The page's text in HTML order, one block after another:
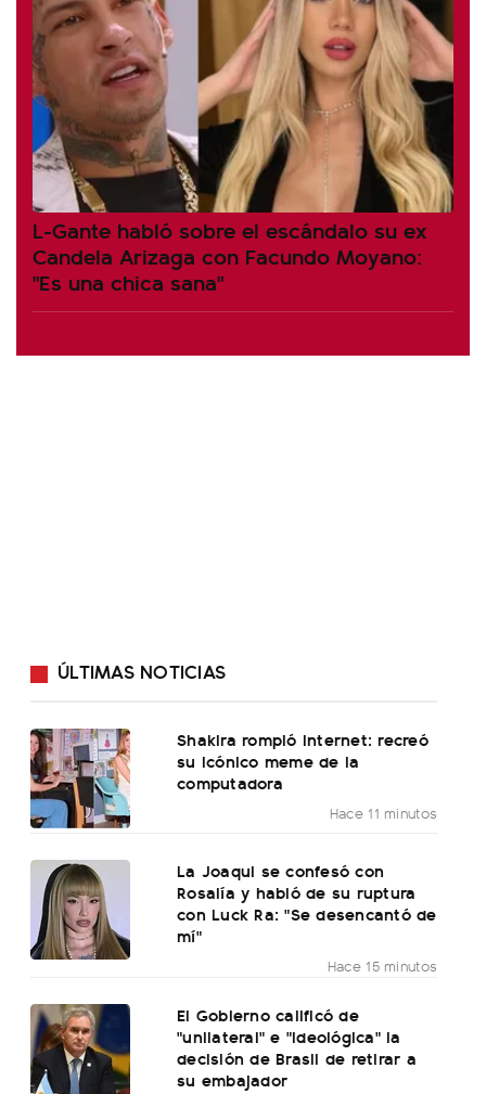
L-Gante habló sobre el escándalo su ex
Candela Arizaga con Facundo Moyano:
"Es una chica sana"
ÚLTIMAS NOTICIAS
Shakira rompió internet: recreó
su icónico meme de la
computadora
Hace 11 minutos
La Joaqui se confesó con
Rosalía y habló de su ruptura
con Luck Ra: "Se desencantó de
mí"
Hace 15 minutos
El Gobierno calificó de
"unilateral" e "ideológica" la
decisión de Brasil de retirar a
su embajador